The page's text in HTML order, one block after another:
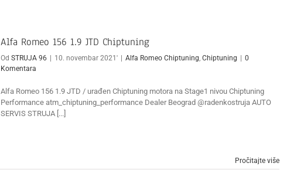
Alfa Romeo 156 1.9 JTD Chiptuning
OdSTRUJA 96 10. novembar 2021' Alfa Romeo Chiptuning,Chiptuning
0
Komentara
Alfa Romeo 156 1.9 JTD / urađen Chiptuning motora na Stage1 nivou Chiptuning
Performance atm_chiptuning_performance Dealer Beograd @radenkostruja AUTO
SERVIS STRUJA [...]
Pročitajte više